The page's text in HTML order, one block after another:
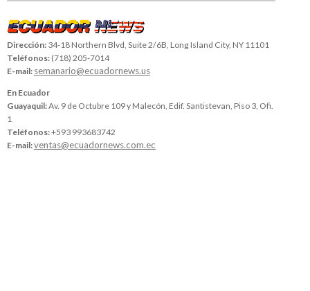
Dirección: 34-18 Northern Blvd, Suite 2/6B, Long Island City, NY 11101
Teléfonos: (718) 205-7014
E-mail: semanario@ecuadornews.us
En Ecuador
Guayaquil:Av. 9 de Octubre 109 y Malecón, Edif. Santistevan, Piso 3, Ofi.
1
Teléfonos:+593 993683742
E-mail:ventas@ecuadornews.com.ec